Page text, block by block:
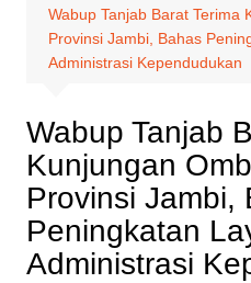
Wabup Tanjab Barat Terima
Provinsi Jambi, Bahas
Administrasi Kependudukan
Wabup Tanjab
Kunjungan
Provinsi Jambi,
Peningkatan
Administrasi